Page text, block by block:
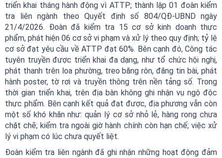
triển khai tháng hành động vì ATTP; thành lập 01 đoàn kiểm
tra liên ngành theo Quyết định số 804/QĐ-UBND ngày
21/4/2026. Đoàn đã kiểm tra 15 cơ sở kinh doanh thực
phẩm, phát hiện 06 cơ sở vi phạm và xử lý theo quy định; tỷ lệ
cơ sở đạt yêu cầu về ATTP đạt 60%. Bên cạnh đó, Công tác
tuyên truyền được triển khai đa dạng, như tổ chức hội nghị,
phát thanh trên loa phường, treo băng rôn, đăng tin bài, phát
hành poster, tờ rơi và truyền thông trên nền tảng số. Trong
thời gian triển khai, trên địa bàn không ghi nhận vụ ngộ độc
thực phẩm. Bên cạnh kết quả đạt được, địa phương vẫn còn
một số khó khăn như: quản lý cơ sở nhỏ lẻ, hàng rong chưa
chặt chẽ; kiểm tra ngoài giờ hành chính còn hạn chế; việc xử
lý vi phạm có lúc chưa quyết liệt.
Đoàn kiểm tra liên ngành đã ghi nhận những hoạt động đảm